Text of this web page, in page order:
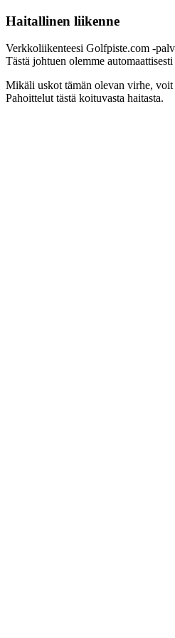
Haitallinen liikenne
Verkkoliikenteesi Golfpiste.com -
Tästä johtuen olemme
Mikäli uskot tämän olevan virhe, voit
Pahoittelut tästä koituvasta haitasta.